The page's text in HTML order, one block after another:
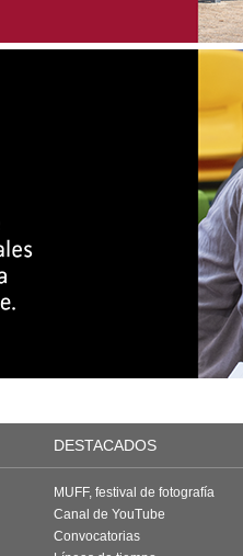
DESTACADOS
MUFF, festival de fotografía
Canal de YouTube
Convocatorias